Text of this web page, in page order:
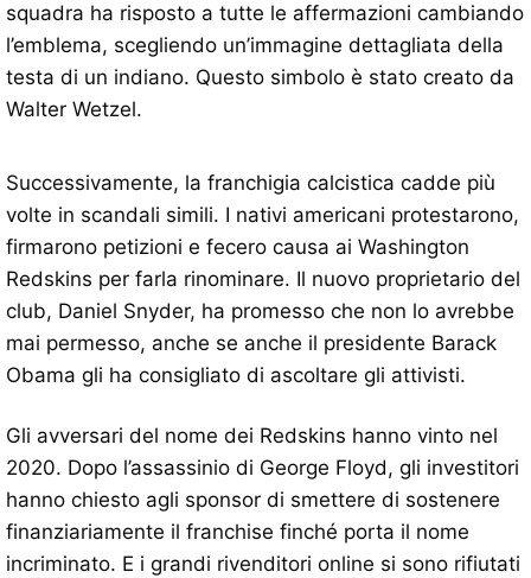
squadra ha risposto a tutte le affermazioni cambiando
l’emblema, scegliendo un’immagine dettagliata della
testa di un indiano. Questo simbolo è stato creato da
Walter Wetzel.
Successivamente, la franchigia calcistica cadde più
volte in scandali simili. I nativi americani protestarono,
firmarono petizioni e fecero causa ai Washington
Redskins per farla rinominare. Il nuovo proprietario del
club, Daniel Snyder, ha promesso che non lo avrebbe
mai permesso, anche se anche il presidente Barack
Obama gli ha consigliato di ascoltare gli attivisti.
Gli avversari del nome dei Redskins hanno vinto nel
2020. Dopo l’assassinio di George Floyd, gli investitori
hanno chiesto agli sponsor di smettere di sostenere
finanziariamente il franchise finché porta il nome
incriminato. E i grandi rivenditori online si sono rifiutati